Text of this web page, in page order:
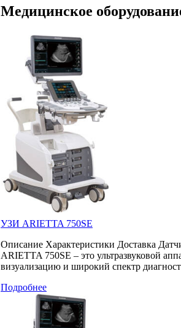
Медицинское
УЗИ ARIETTA 750SE
Описание Характеристики Доставка
ARIETTA 750SE – это ультразвуковой
визуализацию и широкий спектр
Подробнее